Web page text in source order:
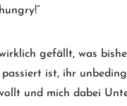
gefällt, was
passiert ist, ihr
und mich dabei